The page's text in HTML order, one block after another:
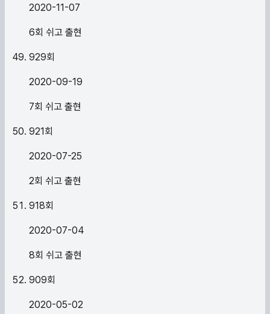
2020-11-07
6회 쉬고 출현
929회
2020-09-19
7회 쉬고 출현
921회
2020-07-25
2회 쉬고 출현
918회
2020-07-04
8회 쉬고 출현
909회
2020-05-02